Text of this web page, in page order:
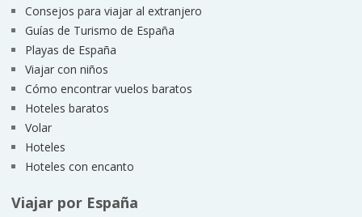
Consejos para viajar al extranjero
Guías de Turismo de España
Playas de España
Viajar con niños
Cómo encontrar vuelos baratos
Hoteles baratos
Volar
Hoteles
Hoteles con encanto
Viajar por España